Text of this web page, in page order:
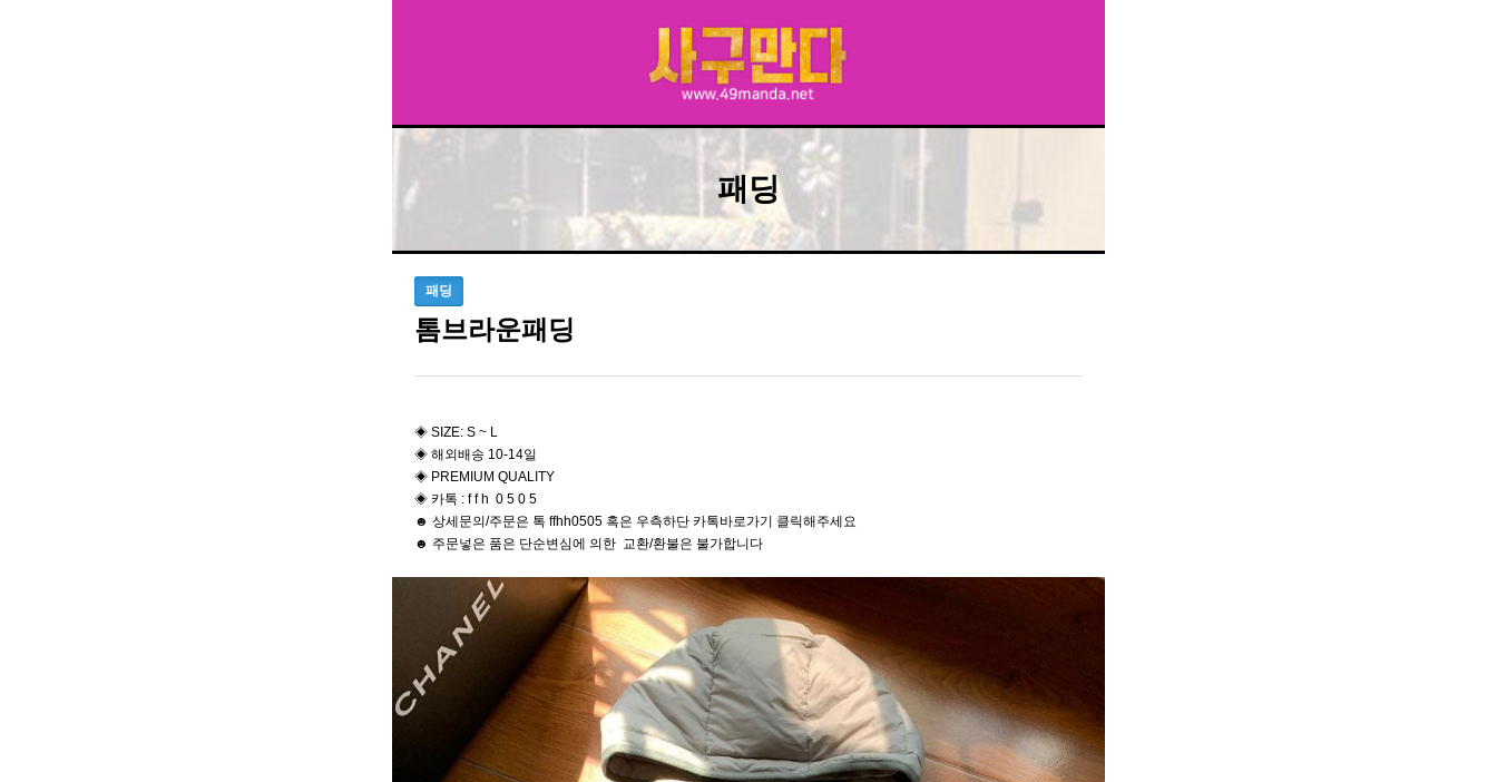
패딩
패딩
톰브라운패딩
◈ SIZE: S ~ L
◈ 해외배송 10-14일
◈ PREMIUM QUALITY
◈ 카톡 : f f h 0 5 0 5
☻ 상세문의/주문은 톡 ffhh0505 혹은 우측하단 카톡바로가기 클릭해주세요
☻ 주문넣은 품은 단순변심에 의한 교환/환불은 불가합니다